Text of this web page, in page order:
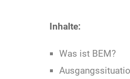
Inhalte:
Was ist BEM?